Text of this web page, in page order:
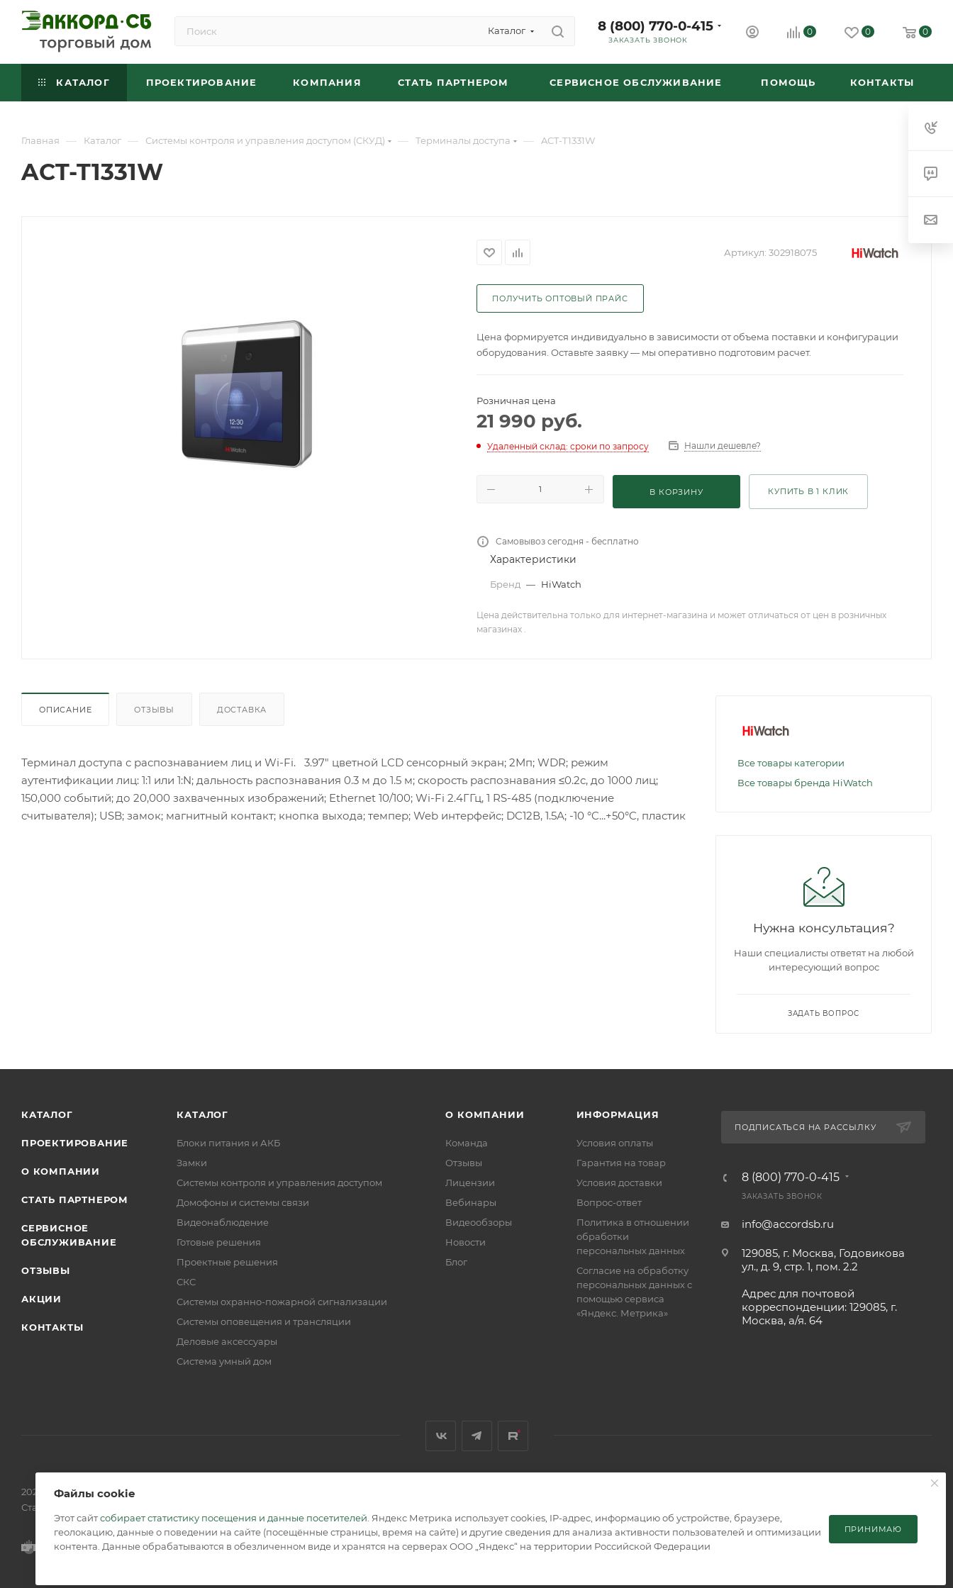
Каталог 8 (800) 770-0-415
ЗАКАЗАТЬ ЗВОНОК
0 0 0
КАТАЛОГ ПРОЕКТИРОВАНИЕ КОМПАНИЯ СТАТЬ ПАРТНЕРОМ СЕРВИСНОЕ ОБСЛУЖИВАНИЕ ПОМОЩЬ КОНТАКТЫ
Главная — Каталог — Системы контроля и управления доступом (СКУД) — Терминалы доступа — ACT-T1331W
ACT-T1331W
Артикул: 302918075
ПОЛУЧИТЬ ОПТОВЫЙ ПРАЙС
Цена формируется индивидуально в зависимости от объема поставки и конфигурации
оборудования. Оставьте заявку — мы оперативно подготовим расчет.
Розничная цена
21 990 руб.
Удаленный склад: сроки по запросу Нашли дешевле?
В КОРЗИНУ КУПИТЬ В 1 КЛИК
Самовывоз сегодня - бесплатно
Характеристики
Бренд — HiWatch
Цена действительна только для интернет-магазина и может отличаться от цен в розничных
магазинах .
ОПИСАНИЕ ОТЗЫВЫ ДОСТАВКА
Терминал доступа с распознаванием лиц и Wi-Fi. 3.97" цветной LCD сенсорный экран; 2Мп; WDR; режим
аутентификации лиц: 1:1 или 1:N; дальность распознавания 0.3 м до 1.5 м; скорость распознавания ≤0.2с, до 1000 лиц;
150,000 событий; до 20,000 захваченных изображений; Ethernet 10/100; Wi-Fi 2.4ГГц, 1 RS-485 (подключение
считывателя); USB; замок; магнитный контакт; кнопка выхода; темпер; Web интерфейс; DC12В, 1.5А; -10 °C...+50°C, пластик
Все товары категории
Все товары бренда HiWatch
Нужна консультация?
Наши специалисты ответят на любой
интересующий вопрос
ЗАДАТЬ ВОПРОС
КАТАЛОГ
ПРОЕКТИРОВАНИЕ
О КОМПАНИИ
СТАТЬ ПАРТНЕРОМ
СЕРВИСНОЕ
ОБСЛУЖИВАНИЕ
ОТЗЫВЫ
АКЦИИ
КОНТАКТЫ
КАТАЛОГ
Блоки питания и АКБ
Замки
Системы контроля и управления доступом
Домофоны и системы связи
Видеонаблюдение
Готовые решения
Проектные решения
СКС
Системы охранно-пожарной сигнализации
Системы оповещения и трансляции
Деловые аксессуары
Система умный дом
О КОМПАНИИ
Команда
Отзывы
Лицензии
Вебинары
Видеообзоры
Новости
Блог
ИНФОРМАЦИЯ
Условия оплаты
Гарантия на товар
Условия доставки
Вопрос-ответ
Политика в отношении
обработки
персональных данных
Согласие на обработку
персональных данных с
помощью сервиса
«Яндекс. Метрика»
ПОДПИСАТЬСЯ НА РАССЫЛКУ
8 (800) 770-0-415
ЗАКАЗАТЬ ЗВОНОК
info@accordsb.ru
129085, г. Москва, Годовикова
ул., д. 9, стр. 1, пом. 2.2
Адрес для почтовой
корреспонденции: 129085, г.
Москва, а/я. 64
2026 © Обращаем Ваше внимание на то, что вся информация, размещенная на сайте, носит информационный характер и не является публичной офертой, определяемой положениями
Статьи 437 (2) ГК РФ.
Файлы cookie
Этот сайтсобирает статистику посещения и данные посетителей . Яндекс Метрика использует cookies, IP-адрес, информацию об устройстве, браузере,
геолокацию, данные о поведении на сайте (посещённые страницы, время на сайте) и другие сведения для анализа активности пользователей и оптимизации
контента. Данные обрабатываются в обезличенном виде и хранятся на серверах ООО „Яндекс“ на территории Российской Федерации
ПРИНИМАЮ